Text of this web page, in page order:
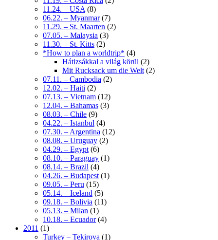
11.24. – USA (8)
06.22. – Myanmar(7)
11.29. – St. Maarten (2)
07.05. – Malaysia (3)
11.30. – St. Kitts (2)
*How to plan a worldtrip* (4)
Hátizsákkal a világ körül (2)
Mit Rucksack um die Welt (2)
07.11. – Cambodia (2)
12.02. – Haiti (2)
07.13. – Vietnam (12)
12.04. – Bahamas (3)
08.03. – Chile (9)
04.22. – Istanbul (4)
07.30. – Argentina (12)
08.08. – Uruguay (2)
04.29. – Egypt (6)
08.10. – Paraguay (1)
08.14. – Brazil (4)
04.26. – Budapest (1)
09.05. – Peru (15)
05.14. – Iceland (5)
09.18. – Bolivia (11)
05.13. – Milan (1)
10.18. – Ecuador(4)
2011 (1)
Turkey – Tekirova (1)